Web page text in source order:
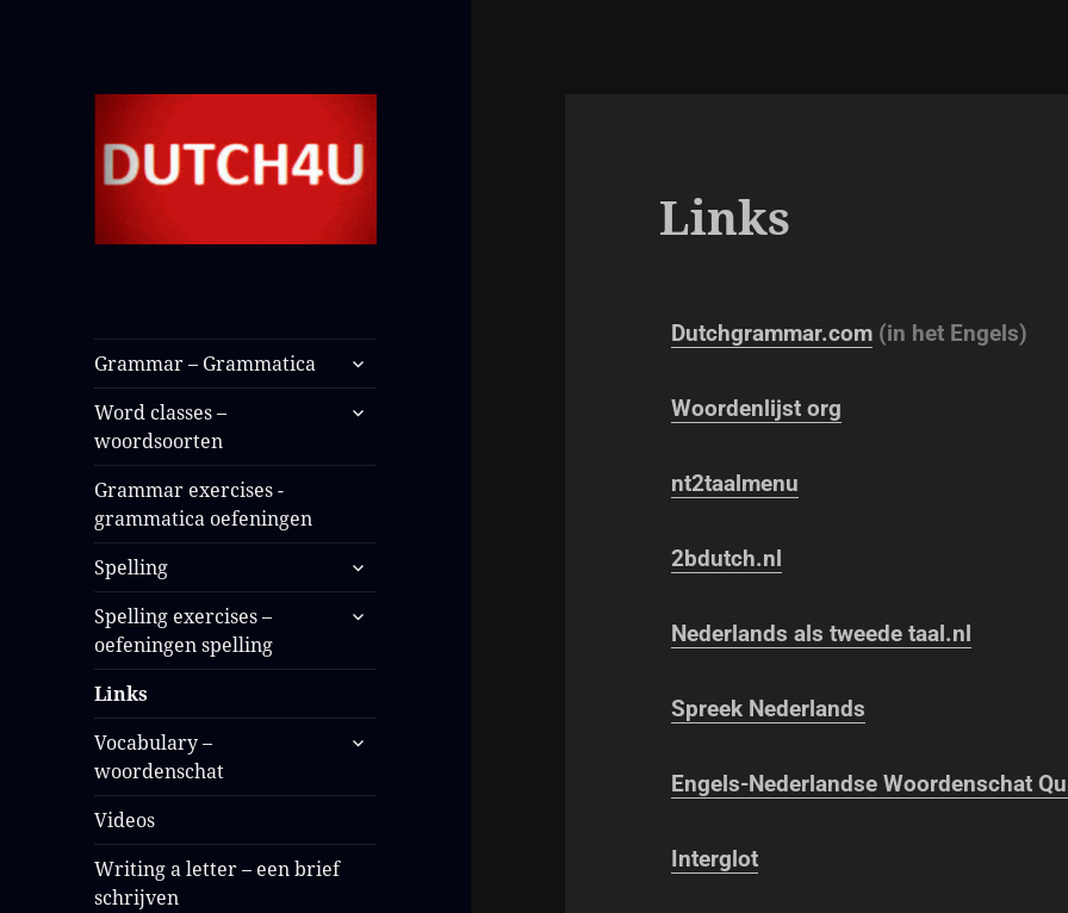
Grammar – Grammatica
Word classes –
woordsoorten
Grammar exercises -
grammatica oefeningen
Spelling
Spelling exercises –
oefeningen spelling
Links
Vocabulary –
woordenschat
Videos
Writing a letter – een brief
schrijven
Links
Dutchgrammar.com (in het Engels)
Woordenlijst org
nt2taalmenu
2bdutch.nl
Nederlands als tweede taal.nl
Spreek Nederlands
Engels-Nederlandse Woordenschat
Interglot